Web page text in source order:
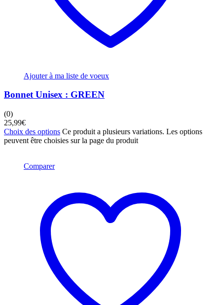
Ajouter à ma liste de voeux
Bonnet Unisex : GREEN
(0)
25,99€
Choix des options Ce produit a plusieurs variations. Les options
peuvent être choisies sur la page du produit
Comparer